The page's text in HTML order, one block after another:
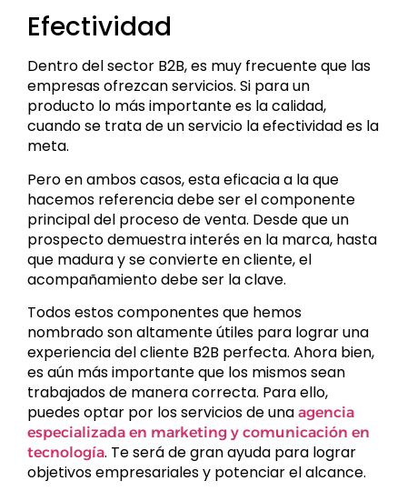
Efectividad
Dentro del sector B2B, es muy frecuente que las
empresas ofrezcan servicios. Si para un
producto lo más importante es la calidad,
cuando se trata de un servicio la efectividad es la
meta.
Pero en ambos casos, esta eficacia a la que
hacemos referencia debe ser el componente
principal del proceso de venta. Desde que un
prospecto demuestra interés en la marca, hasta
que madura y se convierte en cliente, el
acompañamiento debe ser la clave.
Todos estos componentes que hemos
nombrado son altamente útiles para lograr una
experiencia del cliente B2B perfecta. Ahora bien,
es aún más importante que los mismos sean
trabajados de manera correcta. Para ello,
puedes optar por los servicios de una agencia
especializada en marketing y comunicación en
tecnología. Te será de gran ayuda para lograr
objetivos empresariales y potenciar el alcance.